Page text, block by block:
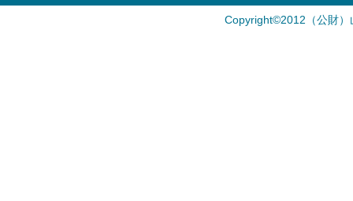
Copyright©2012（公財）